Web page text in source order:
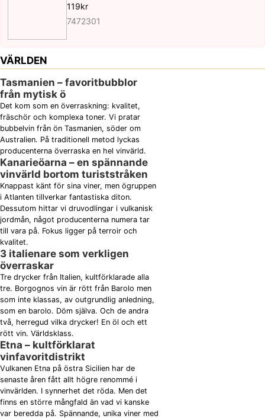
119kr
7472301
VÄRLDEN
Tasmanien – favoritbubblor
från mytisk ö
Det kom som en överraskning: kvalitet,
fräschör och komplexa toner. Vi pratar
bubbelvin från ön Tasmanien, söder om
Australien. På traditionell metod lyckas
producenterna överraska en hel vinvärld.
Kanarieöarna – en spännande
vinvärld bortom turiststråken
Knappast känt för sina viner, men ögruppen
i Atlanten tillverkar fantastiska diton.
Dessutom hittar vi druvodlingar i vulkanisk
jordmån, något producenterna numera tar
till vara på. Fokus ligger på terroir och
kvalitet.
3 italienare som verkligen
överraskar
Tre drycker från Italien, kultförklarade alla
tre. Borgognos vin är rött från Barolo men
som inte klassas, av outgrundlig anledning,
som en barolo. Döm själva. Och de andra
två, herregud vilka drycker! En öl och ett
rött vin. Världsklass.
Etna – kultförklarat
vinfavoritdistrikt
Vulkanen Etna på östra Sicilien har de
senaste åren fått allt högre renommé i
vinvärlden. I synnerhet det röda. Men det
finns en större mångfald än vad vi kanske
var beredda på. Spännande, unika viner med